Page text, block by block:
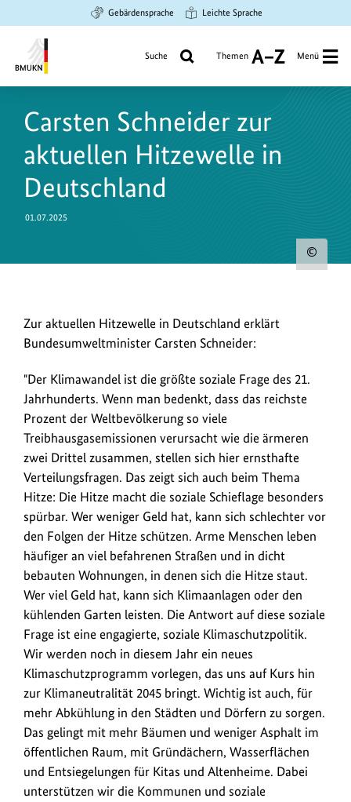
Hauptinhalt
springen
Suche
springen
Hauptnavigation
springen
Gebärdensprache Leichte Sprache
Umwelt,
Naturschutz
und
nukleare
Sicherheit
Suche Themen
A
Z
Menü
Carsten Schneider zur
aktuellen Hitzewelle in
Deutschland
01.07.2025
Angesichts
der
Hitzewelle
in
Deutschland
weist
Carsten
Schneider
auf
die
soziale
Dimension
des
das
geplante
Klimaschutzprogramm
sowie
die
Unterstützung
von
Kommunen
und
sozialen
Einrichtungen
Zur aktuellen Hitzewelle in Deutschland erklärt
Bundesumweltminister Carsten Schneider:
"Der Klimawandel ist die größte soziale Frage des 21.
Jahrhunderts. Wenn man bedenkt, dass das reichste
Prozent der Weltbevölkerung so viele
Treibhausgasemissionen verursacht wie die ärmeren
zwei Drittel zusammen, stellen sich hier ernsthafte
Verteilungsfragen. Das zeigt sich auch beim Thema
Hitze: Die Hitze macht die soziale Schieflage besonders
spürbar. Wer weniger Geld hat, kann sich schlechter vor
den Folgen der Hitze schützen. Arme Menschen leben
häufiger an viel befahrenen Straßen und in dicht
bebauten Wohnungen, in denen sich die Hitze staut.
Wer viel Geld hat, kann sich Klimaanlagen oder den
kühlenden Garten leisten. Die Antwort auf diese soziale
Frage ist eine engagierte, soziale Klimaschutzpolitik.
Wir werden noch in diesem Jahr ein neues
Klimaschutzprogramm vorlegen, das uns auf Kurs hin
zur Klimaneutralität 2045 bringt. Wichtig ist auch, für
mehr Abkühlung in den Städten und Dörfern zu sorgen.
Das gelingt mit mehr Bäumen und weniger Asphalt im
öffentlichen Raum, mit Gründächern, Wasserflächen
und Entsiegelungen für Kitas und Altenheime. Dabei
unterstützen wir die Kommunen und soziale